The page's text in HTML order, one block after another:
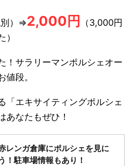
別）⇒2,000円
（3,000円
）
！サラリーマンポルシェオー
値段。
「エキサイティングポルシェ
あなたもぜひ！
レンガ倉庫にポルシェを見に
！駐車場情報もあり！